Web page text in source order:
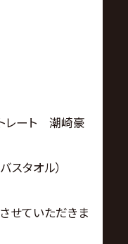
ート 潮崎豪
タオル）
せていただきま